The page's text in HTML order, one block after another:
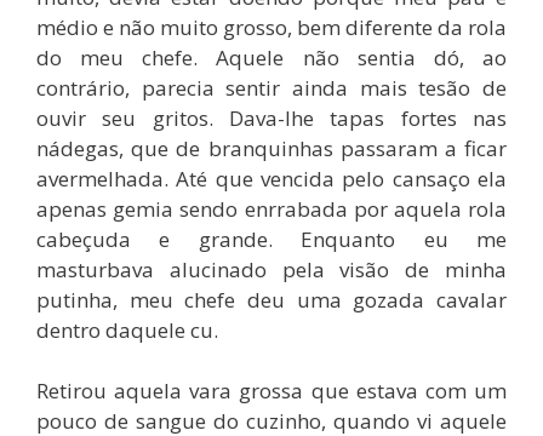
médio e não muito grosso, bem diferente da rola
do meu chefe. Aquele não sentia dó, ao
contrário, parecia sentir ainda mais tesão de
ouvir seu gritos. Dava-lhe tapas fortes nas
nádegas, que de branquinhas passaram a ficar
avermelhada. Até que vencida pelo cansaço ela
apenas gemia sendo enrrabada por aquela rola
cabeçuda e grande. Enquanto eu me
masturbava alucinado pela visão de minha
putinha, meu chefe deu uma gozada cavalar
dentro daquele cu.
Retirou aquela vara grossa que estava com um
pouco de sangue do cuzinho, quando vi aquele